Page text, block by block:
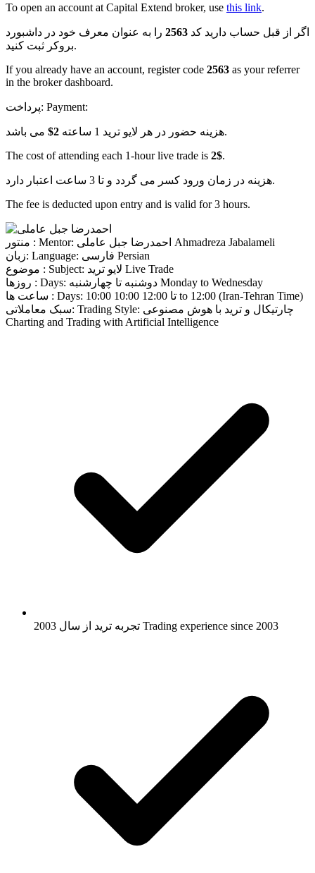
To open an account at Capital Extend broker, use this link.
اگر از قبل حساب دارید کد 2563 را به عنوان معرف خود در داشبورد
بروکر ثبت کنید.
If you already have an account, register code 2563 as your referrer
in the broker dashboard.
پرداخت: Payment:
هزینه حضور در هر لایو ترید 1 ساعته 2$
می باشد.
The cost of attending each 1-hour live trade is 2$.
هزینه در زمان ورود کسر می گردد و تا 3 ساعت اعتبار دارد.
The fee is deducted upon entry and is valid for 3 hours.
منتور : Mentor: احمدرضا جبل عاملی Ahmadreza Jabalameli
زبان: Language: فارسی Persian
موضوع : Subject: لایو ترید Live Trade
روزها : Days:
Monday to Wednesday
ساعت ها : Days: 10:00 تا 12:00 10:00 to 12:00 (Iran-Tehran Time)
سبک معاملاتی: Trading Style: چارتیکال و ترید با هوش مصنوعی
Charting and Trading with Artificial Intelligence
تجربه ترید از سال 2003 Trading experience since 2003